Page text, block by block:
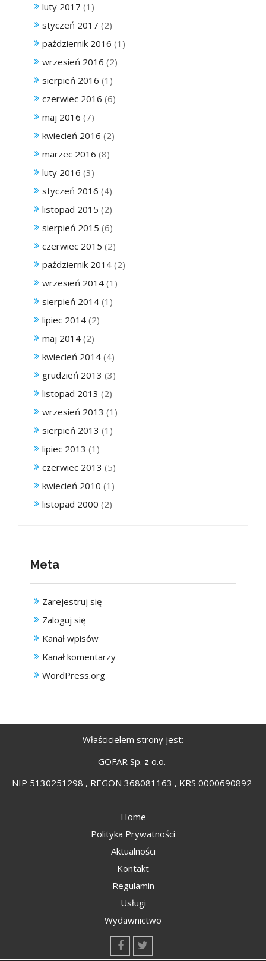
luty 2017 (1)
styczeń 2017 (2)
październik 2016 (1)
wrzesień 2016 (2)
sierpień 2016 (1)
czerwiec 2016 (6)
maj 2016 (7)
kwiecień 2016 (2)
marzec 2016 (8)
luty 2016 (3)
styczeń 2016 (4)
listopad 2015 (2)
sierpień 2015 (6)
czerwiec 2015 (2)
październik 2014 (2)
wrzesień 2014 (1)
sierpień 2014 (1)
lipiec 2014 (2)
maj 2014 (2)
kwiecień 2014 (4)
grudzień 2013 (3)
listopad 2013 (2)
wrzesień 2013 (1)
sierpień 2013 (1)
lipiec 2013 (1)
czerwiec 2013 (5)
kwiecień 2010 (1)
listopad 2000 (2)
Meta
Zarejestruj się
Zaloguj się
Kanał wpisów
Kanał komentarzy
WordPress.org
Właścicielem strony jest:
GOFAR Sp. z o.o.
NIP 5130251298 , REGON 368081163 , KRS 0000690892
Home
Polityka Prywatności
Aktualności
Kontakt
Regulamin
Usługi
Wydawnictwo